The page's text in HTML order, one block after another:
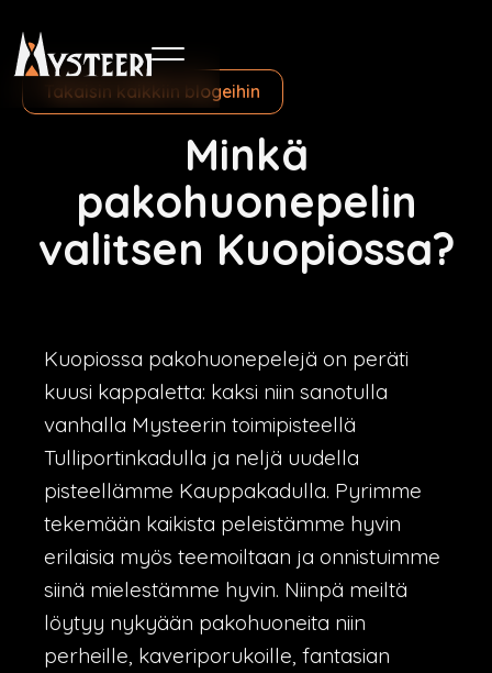
Takaisin kaikkiin blogeihin
Minkä
pakohuonepelin
valitsen Kuopiossa?
Kuopiossa pakohuonepelejä on peräti
kuusi kappaletta: kaksi niin sanotulla
vanhalla Mysteerin toimipisteellä
Tulliportinkadulla ja neljä uudella
pisteellämme Kauppakadulla. Pyrimme
tekemään kaikista peleistämme hyvin
erilaisia myös teemoiltaan ja onnistuimme
siinä mielestämme hyvin. Niinpä meiltä
löytyy nykyään pakohuoneita niin
perheille, kaveriporukoille, fantasian